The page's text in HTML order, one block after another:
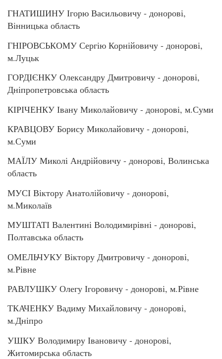
ГНАТИШИНУ Ігорю Васильовичу - донорові,
Вінницька область
ГНІРОВСЬКОМУ Сергію Корнійовичу - донорові,
м.Луцьк
ГОРДІЄНКУ Олександру Дмитровичу - донорові,
Дніпропетровська область
КІРІЧЕНКУ Івану Миколайовичу - донорові, м.Суми
КРАВЦОВУ Борису Миколайовичу - донорові,
м.Суми
МАЇЛУ Миколі Андрійовичу - донорові, Волинська
область
МУСІ Віктору Анатолійовичу - донорові,
м.Миколаїв
МУШТАТІ Валентині Володимирівні - донорові,
Полтавська область
ОМЕЛЬЧУКУ Віктору Дмитровичу - донорові,
м.Рівне
РАВЛУШКУ Олегу Ігоровичу - донорові, м.Рівне
ТКАЧЕНКУ Вадиму Михайловичу - донорові,
м.Дніпро
УШКУ Володимиру Івановичу - донорові,
Житомирська область